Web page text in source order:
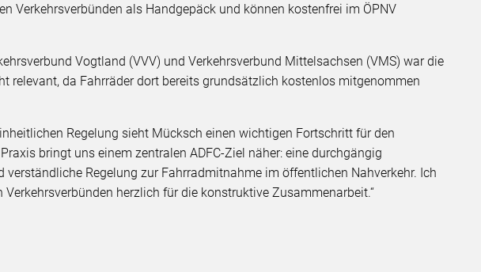
Verkehrsverbünden als Handgepäck und können kostenfrei im ÖPNV
Vogtland (VVV) und Verkehrsverbund Mittelsachsen (VMS) war die
relevant, da Fahrräder dort bereits grundsätzlich kostenlos mitgenommen
Regelung sieht Mücksch einen wichtigen Fortschritt für den
Praxis bringt uns einem zentralen ADFC-Ziel näher: eine durchgängig
verständliche Regelung zur Fahrradmitnahme im öffentlichen Nahverkehr. Ich
herzlich für die konstruktive Zusammenarbeit.“